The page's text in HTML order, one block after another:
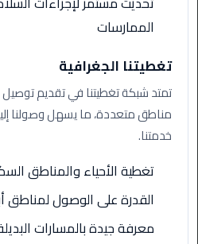
مرسي
تاكسي
اسكندريه
مطار
العرب
والإسكندرية
الممارسات
تغطيتنا الجغرافية
تمتد شبكة تغطيتنا في تقديم
مناطق متعددة، ما يسهل وصولنا
خدمتنا.
تغطية الأحياء والمناطق
القدرة على الوصول لمناطق
معرفة جيدة بالمسارات